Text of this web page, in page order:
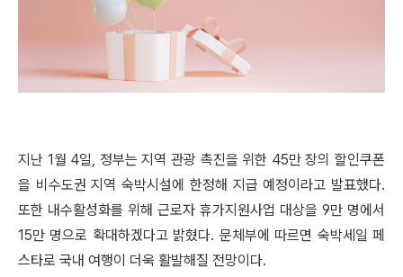
지난 1월 4일, 정부는 지역 관광 촉진을 위한 45만 장의 할인쿠폰
을 비수도권 지역 숙박시설에 한정해 지급 예정이라고 발표했다.
또한 내수활성화를 위해 근로자 휴가지원사업 대상을 9만 명에서
15만 명으로 확대하겠다고 밝혔다. 문체부에 따르면 숙박세일 페
스타로 국내 여행이 더욱 활발해질 전망이다.